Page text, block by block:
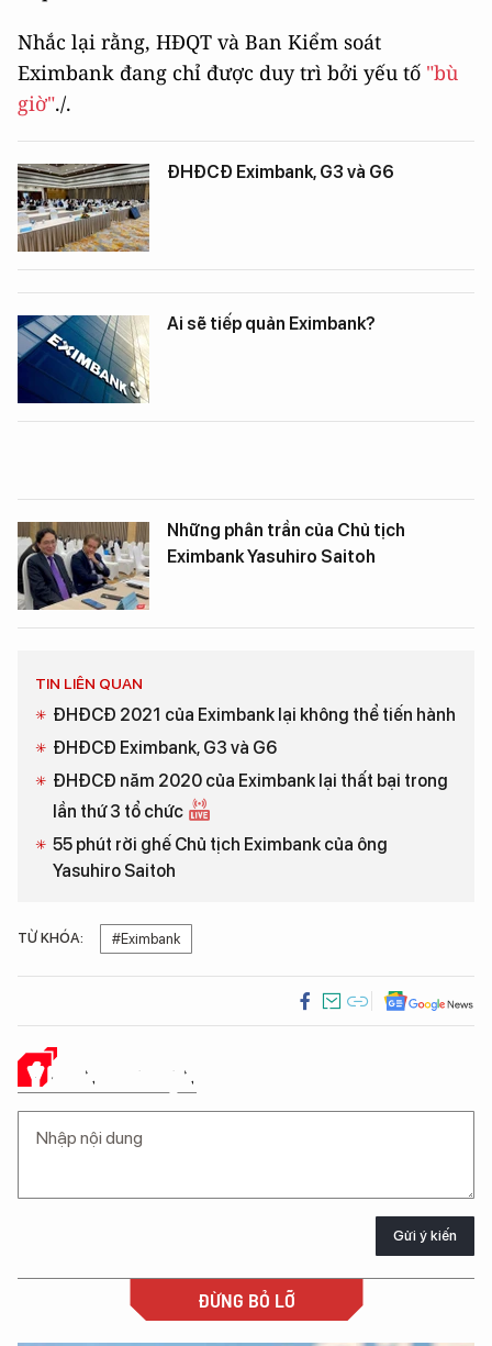
Nhắc lại rằng, HĐQT và Ban Kiểm soát
Eximbank đang chỉ được duy trì bởi yếu tố "bù
giờ"./.
ĐHĐCĐ Eximbank, G3 và G6
Ai sẽ tiếp quản Eximbank?
Những phân trần của Chủ tịch
Eximbank Yasuhiro Saitoh
TIN LIÊN QUAN
ĐHĐCĐ 2021 của Eximbank lại không thể tiến hành
ĐHĐCĐ Eximbank, G3 và G6
ĐHĐCĐ năm 2020 của Eximbank lại thất bại trong
lần thứ 3 tổ chức
55 phút rời ghế Chủ tịch Eximbank của ông
Yasuhiro Saitoh
TỪ KHÓA: #Eximbank
Ý KIẾN CỦA BẠN
Gửi ý kiến
ĐỪNG BỎ LỠ